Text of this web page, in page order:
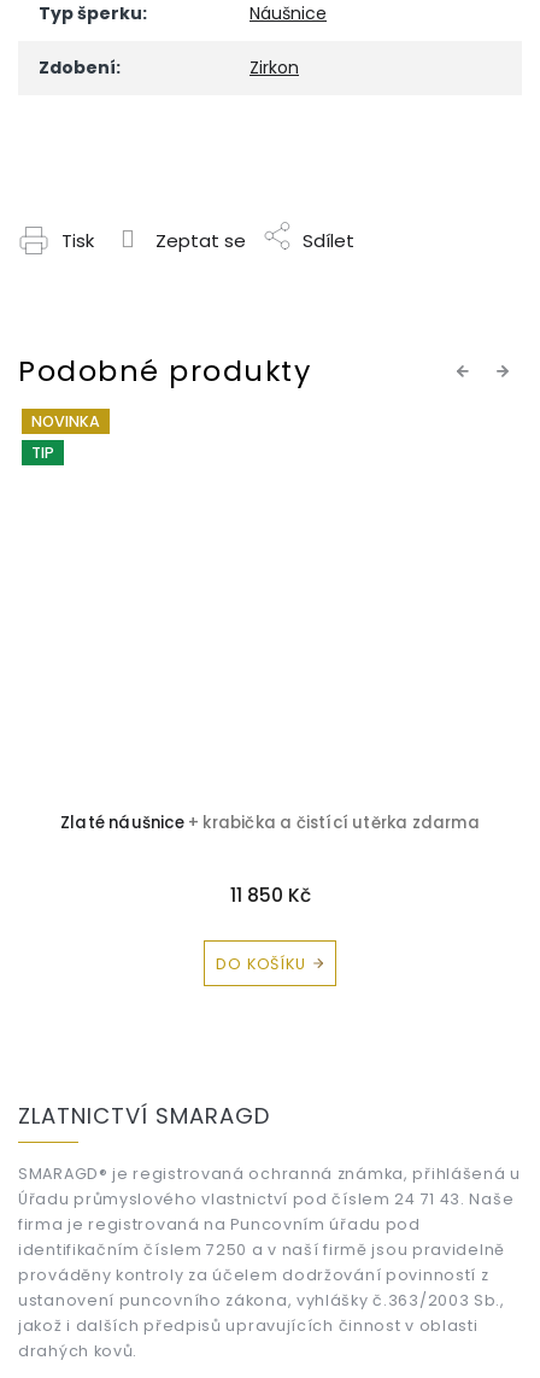
Typ šperku: Náušnice
Zdobení: Zirkon
Tisk Zeptat se Sdílet
Previous
NOVINKA
TIP
Zlaté náušnice + krabička a čistící utěrka zdarma
11 850 Kč
DO KOŠÍKU
Next
ZLATNICTVÍ SMARAGD
SMARAGD® je registrovaná ochranná známka, přihlášená u
Úřadu průmyslového vlastnictví pod číslem 24 71 43. Naše
firma je registrovaná na Puncovním úřadu pod
identifikačním číslem 7250 a v naší firmě jsou pravidelně
prováděny kontroly za účelem dodržování povinností z
ustanovení puncovního zákona, vyhlášky č.363/2003 Sb.,
jakož i dalších předpisů upravujících činnost v oblasti
drahých kovů.